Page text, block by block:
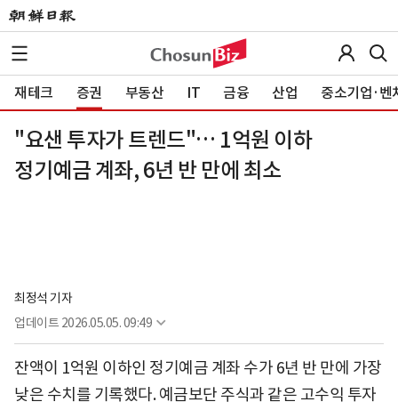
재테크 증권 부동산 IT 금융 산업 중소기업·벤
"요샌 투자가 트렌드"… 1억원 이하
정기예금 계좌, 6년 반 만에 최소
최정석 기자
업데이트 2026.05.05. 09:49
잔액이 1억원 이하인 정기예금 계좌 수가 6년 반 만에 가장
낮은 수치를 기록했다. 예금보단 주식과 같은 고수익 투자